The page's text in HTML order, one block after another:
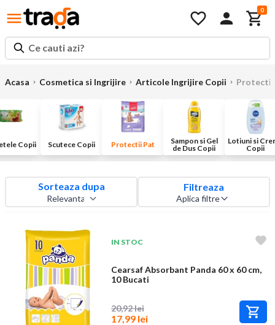
0
Ce cauti azi?
Acasa Cosmetica si Ingrijire Articole Ingrijire Copii Protectii
Copii Scutece Copii Protectii Pat
Sampon si Gel
de Dus Copii
Lotiuni si
Copii
Sorteaza dupa Filtreaza
Aplica filtre
IN STOC
Cearsaf Absorbant Panda 60 x 60 cm,
10 Bucati
20,92 lei
17,99 lei